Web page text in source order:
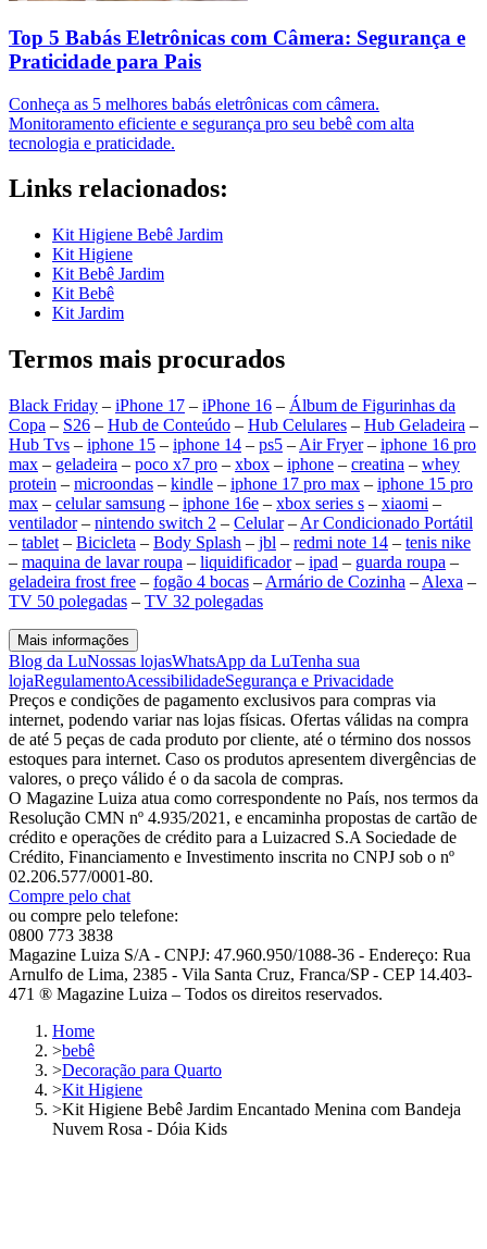
Top 5 Babás Eletrônicas com Câmera: Segurança e
Praticidade para Pais
Conheça as 5 melhores babás eletrônicas com câmera.
Monitoramento eficiente e segurança pro seu bebê com alta
tecnologia e praticidade.
Links relacionados:
Kit Higiene Bebê Jardim
Kit Higiene
Kit Bebê Jardim
Kit Bebê
Kit Jardim
Termos mais procurados
Black Friday – iPhone 17 – iPhone 16 – Álbum de Figurinhas da
Copa – S26 – Hub de Conteúdo – Hub Celulares – Hub Geladeira –
Hub Tvs – iphone 15 – iphone 14 – ps5 – Air Fryer– iphone 16 pro
max – geladeira – poco x7 pro – xbox – iphone – creatina – whey
protein – microondas – kindle – iphone 17 pro max – iphone 15 pro
max – celular samsung – iphone 16e – xbox series s – xiaomi –
ventilador– nintendo switch 2 – Celular– Ar Condicionado Portátil
– tablet – Bicicleta – Body Splash – jbl – redmi note 14 – tenis nike
– maquina de lavar roupa – liquidificador– ipad – guarda roupa –
geladeira frost free – fogão 4 bocas – Armário de Cozinha – Alexa –
TV 50 polegadas – TV 32 polegadas
Mais informações
Blog da LuNossas lojasWhatsApp da LuTenha sua
lojaRegulamentoAcessibilidadeSegurança e Privacidade
Preços e condições de pagamento exclusivos para compras via
internet, podendo variar nas lojas físicas. Ofertas válidas na compra
de até 5 peças de cada produto por cliente, até o término dos nossos
estoques para internet. Caso os produtos apresentem divergências de
valores, o preço válido é o da sacola de compras.
O Magazine Luiza atua como correspondente no País, nos termos da
Resolução CMN nº 4.935/2021, e encaminha propostas de cartão de
crédito e operações de crédito para a Luizacred S.A Sociedade de
Crédito, Financiamento e Investimento inscrita no CNPJ sob o nº
02.206.577/0001-80.
Compre pelo chat
ou compre pelo telefone:
0800 773 3838
Magazine Luiza S/A - CNPJ: 47.960.950/1088-36 - Endereço: Rua
Arnulfo de Lima, 2385 - Vila Santa Cruz, Franca/SP - CEP 14.403-
471 ® Magazine Luiza – Todos os direitos reservados.
Home
>bebê
>Decoração para Quarto
>Kit Higiene
>Kit Higiene Bebê Jardim Encantado Menina com Bandeja
Nuvem Rosa - Dóia Kids